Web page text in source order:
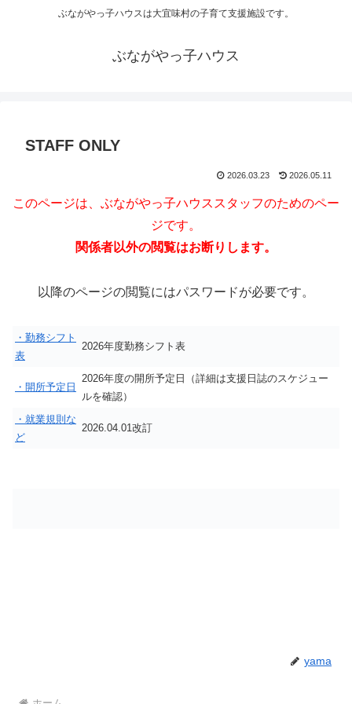
ぶながやっ子ハウスは大宜味村の子育て支援施設です。
ぶながやっ子ハウス
STAFF ONLY
2026.03.23 2026.05.11
このページは、ぶながやっ子ハウススタッフのためのペー
ジです。
関係者以外の閲覧はお断りします。
以降のページの閲覧にはパスワードが必要です。
・勤務シフト
表
2026年度勤務シフト表
・開所予定日
2026年度の開所予定日（詳細は支援日誌のスケジュー
ルを確認）
・就業規則な
ど
2026.04.01改訂
yama